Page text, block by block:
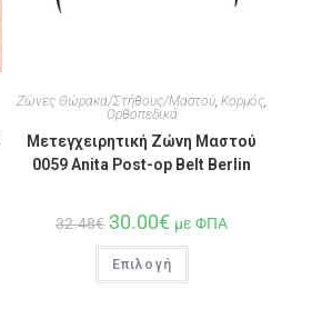
Ζώνες Θώρακα/Στήθους/Μαστού,Κορμός,
Ορθοπεδικά
Μετεγχειρητική Ζώνη Μαστού
0059 Anita Post-op Belt Berlin
32.48€ 30.00€ με ΦΠΑ
Επιλογή